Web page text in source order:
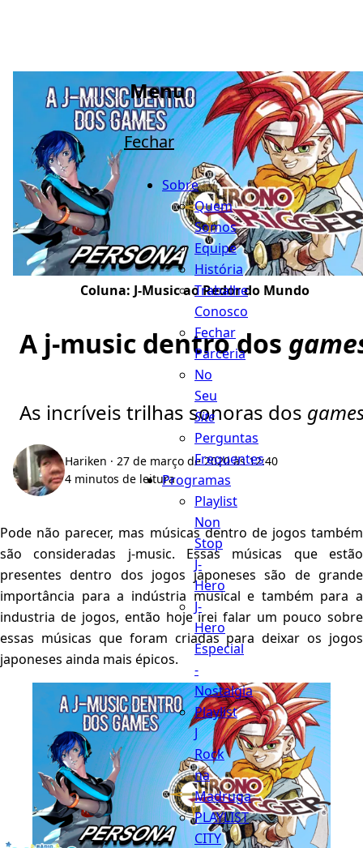
Menu
Fechar
Sobre
Quem
Somos
Equipe
História
Trabalhe
Conosco
Fechar
Parceria
No
Seu
Site
Perguntas
Frequentes
Programas
Playlist
Non
Stop
J-
Hero
J-
Hero
Especial
-
Nostalgia
Playlist
J
Rock
na
Madruga
PLAYLIST
CITY
Coluna: J-Music ao Redor do Mundo
A j-music dentro dos
As incríveis trilhas sonoras dos
Hariken · 27 de março de 2020 às 12:40
4 minutos de leitura
Pode não parecer, mas músicas dentro de jogos também
são consideradas j-music. Essas músicas que estão
presentes dentro dos jogos japoneses são de grande
importância para a indústria musical e também para a
industria de jogos, então hoje irei falar um pouco sobre
essas músicas que foram criadas para deixar os jogos
japoneses ainda mais épicos.